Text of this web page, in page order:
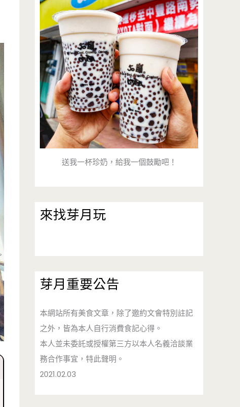
送我一杯珍奶，給我一個鼓勵吧！
來找芽月玩
芽月重要公告
本網站所有美食文章，除了邀約文會特別註記
之外，皆為本人自行消費食記心得。
本人並未委託或授權第三方以本人名義洽談業
務合作事宜，特此聲明。
2021.02.03